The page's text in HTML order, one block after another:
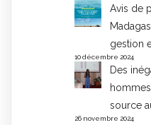
Avis de
gestion
10 décembre 2024
Des
source
26 novembre 2024